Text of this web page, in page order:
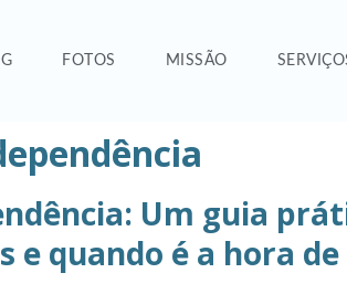
FOTOS MISSÃO
Um guia
e quando é a hora